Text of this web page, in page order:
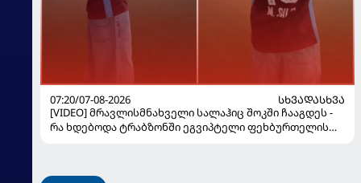
07:20/07-08-2026
ᲡᲮᲕᲐᲓᲐᲡᲮᲕᲐ
[VIDEO] მრავლისმნახველი სალაჰიც შოკში ჩააგდეს -
რა ხდებოდა ტრაბზონში ეგვიპტელი ფეხბურთელის